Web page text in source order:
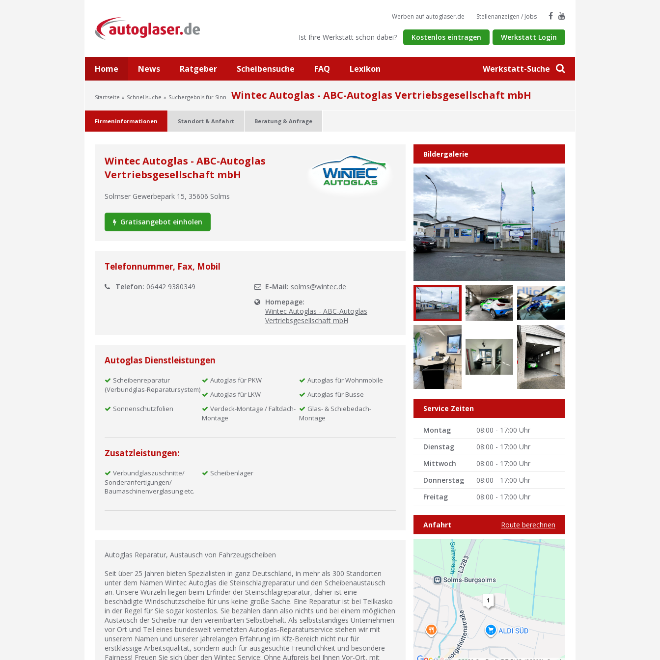
Werkstatt-Suche
Werben auf autoglaser.de Stellenanzeigen / Jobs
Ist Ihre Werkstatt schon dabei? Kostenlos eintragen Werkstatt Login
Home News Ratgeber Scheibensuche FAQ Lexikon
Startseite Schnellsuche Suchergebnis für Sinn Wintec Autoglas - ABC-Autoglas Vertriebsgesellschaft mbH
Firmeninformationen Standort & Anfahrt Beratung & Anfrage
Wintec Autoglas - ABC-Autoglas
Vertriebsgesellschaft mbH
Solmser Gewerbepark 15, 35606 Solms
Gratisangebot einholen
Telefonnummer, Fax, Mobil
Telefon: 06442 9380349 E-Mail: solms@wintec.de
Homepage:
Wintec Autoglas - ABC-Autoglas
Vertriebsgesellschaft mbH
Autoglas Dienstleistungen
Scheibenreparatur
(Verbundglas-Reparatursystem)
Autoglas für PKW
Autoglas für Wohnmobile
Autoglas für LKW
Autoglas für Busse
Sonnenschutzfolien
Verdeck-Montage / Faltdach-
Montage
Glas- & Schiebedach-
Montage
Zusatzleistungen:
Verbundglaszuschnitte/
Sonderanfertigungen/
Baumaschinenverglasung etc.
Scheibenlager
Autoglas Reparatur, Austausch von Fahrzeugscheiben
Seit über 25 Jahren bieten Spezialisten in ganz Deutschland, in mehr als 300 Standorten
unter dem Namen Wintec Autoglas die Steinschlagreparatur und den Scheibenaustausch
an. Unsere Wurzeln liegen beim Erfinder der Steinschlagreparatur, daher ist eine
beschädigte Windschutzscheibe für uns keine große Sache. Eine Reparatur ist bei Teilkasko
in der Regel für Sie sogar kostenlos. Sie bezahlen dann also nichts und bei einem möglichen
Austausch der Scheibe nur den vereinbarten Selbstbehalt. Als selbstständiges Unternehmen
vor Ort und Teil eines bundesweit vernetzten Autoglas-Reparaturservice stehen wir mit
unserem Namen und unserer jahrelangen Erfahrung im Kfz-Bereich nicht nur für
erstklassige Arbeitsqualität, sondern auch für ausgesuchte Freundlichkeit und besondere
Fairness! Freuen Sie sich über den Wintec Service: Ohne Aufpreis bei Ihnen Vor-Ort, mit
Bildergalerie
Service Zeiten
Montag
08:00 - 17:00 Uhr
Dienstag
08:00 - 17:00 Uhr
Mittwoch
08:00 - 17:00 Uhr
Donnerstag
08:00 - 17:00 Uhr
Freitag
08:00 - 17:00 Uhr
Anfahrt Route berechnen